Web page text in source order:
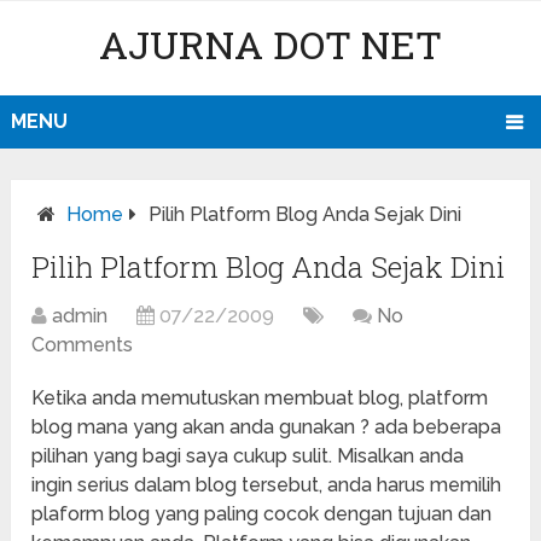
AJURNA DOT NET
MENU
Home Pilih Platform Blog Anda Sejak Dini
Pilih Platform Blog Anda Sejak Dini
admin 07/22/2009
No
Comments
Ketika anda memutuskan membuat blog, platform
blog mana yang akan anda gunakan ? ada beberapa
pilihan yang bagi saya cukup sulit. Misalkan anda
ingin serius dalam blog tersebut, anda harus memilih
plaform blog yang paling cocok dengan tujuan dan